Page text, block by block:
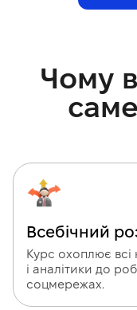
Чому
Всебічний
Курс охоплює всі
і аналітики до
соцмережах.